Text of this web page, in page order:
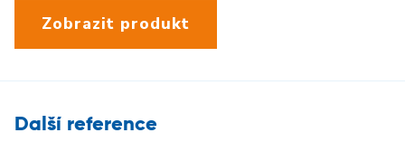
Zobrazit produkt
Další reference